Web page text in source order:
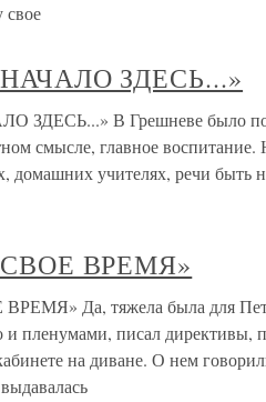
свое
ЗДЕСЬ...»
В Грешневе было
смысле, главное
домашних учителях, речи быть
ВРЕМЯ»
Да, тяжела была для
пленумами, писал директивы,
на диване. О нем